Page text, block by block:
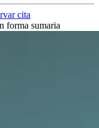
cita
forma sumaria